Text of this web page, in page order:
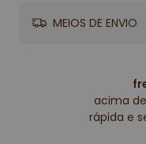
MEIOS DE ENVIO
acima
rápida e